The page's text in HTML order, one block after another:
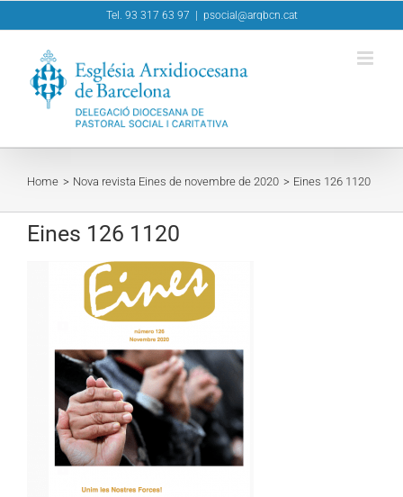
to
Tel. 93 317 63 97 psocial@arqbcn.cat
Home Nova revista Eines de novembre de 2020 Eines 126 1120
Eines 126 1120